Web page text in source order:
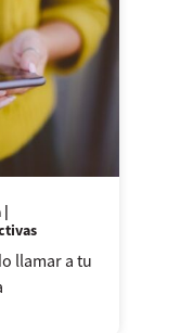
|
llamar a tu